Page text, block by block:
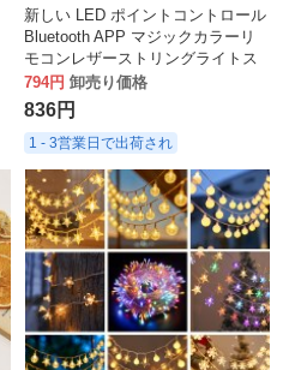
新しい LED ポイントコントロール
Bluetooth APP マジックカラーリ
モコンレザーストリングライトス
トリングクリスマスツリーホリデ
ーデコレーション
794円 卸売り価格
836円
1 - 3営業日で出荷され